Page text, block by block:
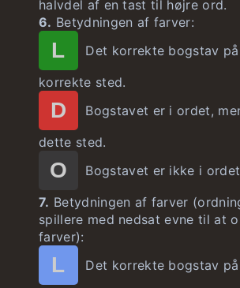
halvdel af en tast til højre ord.
6. Betydningen af farver:
L
Det korrekte bogstav
korrekte sted.
D
Bogstavet er i ordet,
dette sted.
O
Bogstavet er ikke i
7. Betydningen af farver
spillere med nedsat evne til at
farver):
L
Det korrekte bogstav